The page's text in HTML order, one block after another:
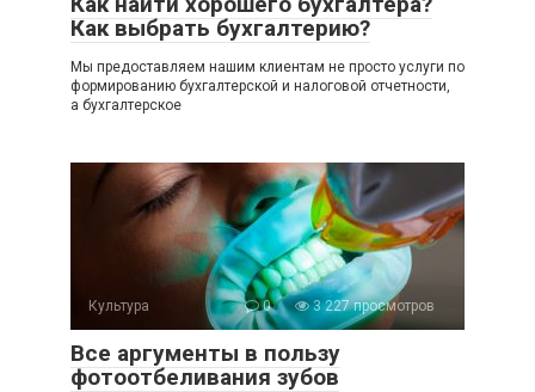
Как выбрать бухгалтерию?
Мы предоставляем нашим клиентам не просто услуги по
формированию бухгалтерской и налоговой отчетности,
а бухгалтерское
Культура 0 3 227 просмотров
Все аргументы в пользу
фотоотбеливания зубов